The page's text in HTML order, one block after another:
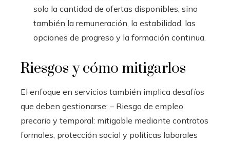
solo la cantidad de ofertas disponibles, sino
también la remuneración, la estabilidad, las
opciones de progreso y la formación continua.
Riesgos y cómo mitigarlos
El enfoque en servicios también implica desafíos
que deben gestionarse: – Riesgo de empleo
precario y temporal: mitigable mediante contratos
formales, protección social y políticas laborales